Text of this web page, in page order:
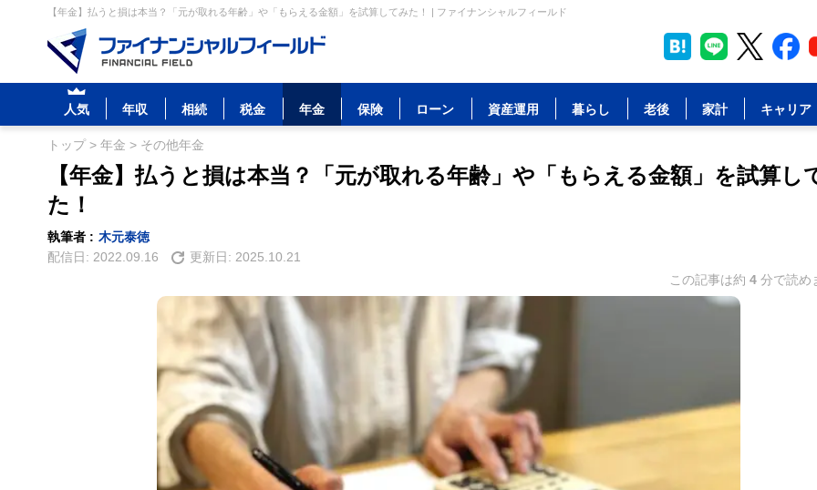
【年金】払うと損は本当？「元が取れる年齢」や「もらえる金額」を試算してみた！ | ファイナンシャルフィールド
人気 年収 相続 税金 年金 保険 ローン 資産運用 暮らし 老後 家計 キャリア
トップ> 年金 > その他年金
【年金】払うと損は本当？「元が取れる年齢」や「もらえる金額」を試算し
た！
執筆者 : 木元泰徳
配信日: 2022.09.16 更新日: 2025.10.21
この記事は約 4 分で読め